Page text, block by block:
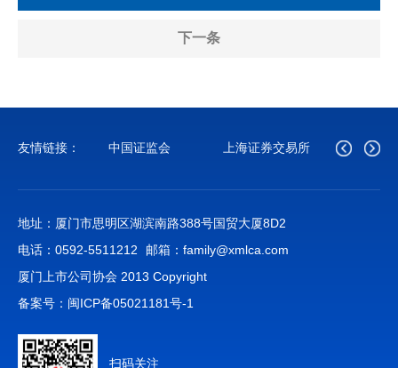
下一条
友情链接： 中国证监会 上海证券交易所 深圳证
地址：厦门市思明区湖滨南路388号国贸大厦8D2
电话：0592-5511212
邮箱：family@xmlca.com
厦门上市公司协会 2013 Copyright
备案号： 闽ICP备05021181号-1
扫码关注